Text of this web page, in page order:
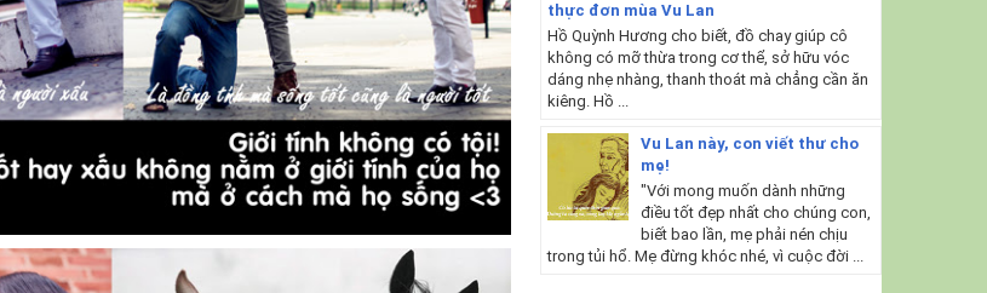
thực đơn mùa Vu Lan
Hồ Quỳnh Hương cho biết, đồ chay giúp cô
không có mỡ thừa trong cơ thể, sở hữu vóc
dáng nhẹ nhàng, thanh thoát mà chẳng cần ăn
kiêng. Hồ ...
Vu Lan này, con viết thư cho
mẹ!
"Với mong muốn dành những
điều tốt đẹp nhất cho chúng con,
biết bao lần, mẹ phải nén chịu
trong tủi hổ. Mẹ đừng khóc nhé, vì cuộc đời ...